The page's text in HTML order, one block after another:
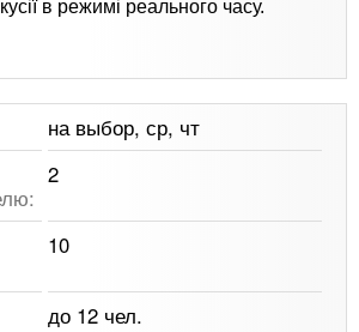
в режимі реального часу.
на выбор, ср, чт
2
10
до 12 чел.